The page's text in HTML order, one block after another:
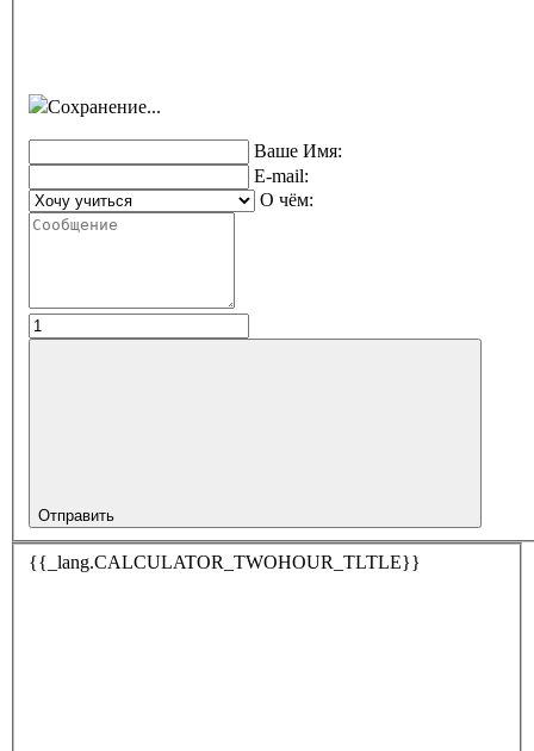
Сохранение...
Ваше Имя:
E-mail:
О чём:
Отправить
{{_lang.CALCULATOR_TWOHOUR_TLTLE}}